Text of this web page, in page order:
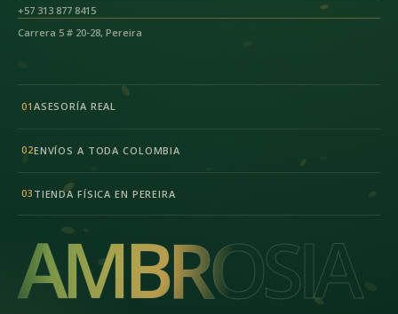
+57 313 877 8415
Carrera 5 # 20-28, Pereira
01 ASESORÍA REAL
02ENVÍOS A TODA COLOMBIA
03 TIENDA FÍSICA EN PEREIRA
AMBROSIA
AMBROSIA